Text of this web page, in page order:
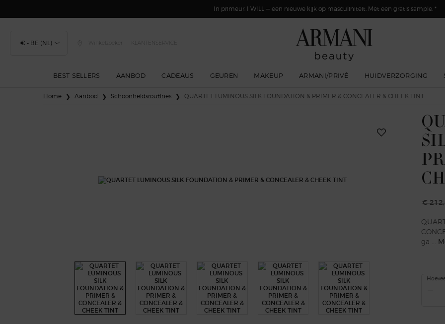
In primeur: I WILL — een nieuwe kijk op masculiniteit. Met een gratis sample. *
€ - BE (NL) Winkelzoeker KLANTENSERVICE
BEST SELLERS AANBOD CADEAUS GEUREN MAKEUP ARMANI/PRIVÉ HUIDVERZORGING
Home Aanbod Schoonheidsroutines QUARTET LUMINOUS SILK FOUNDATION & PRIMER & CONCEALER & CHEEK TINT
Oude
€
ga ...